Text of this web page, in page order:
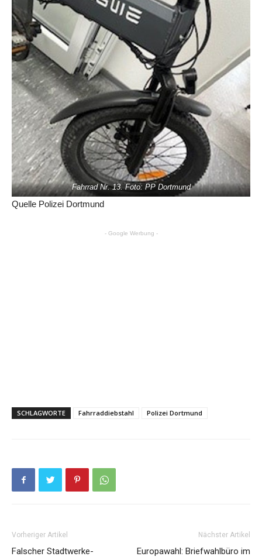
Fahrrad Nr. 13. Foto: PP Dortmund
Quelle Polizei Dortmund
- Google Werbung -
SCHLAGWORTE Fahrraddiebstahl Polizei Dortmund
Vorheriger Artikel
Falscher Stadtwerke-
Nächster Artikel
Europawahl: Briefwahlbüro im